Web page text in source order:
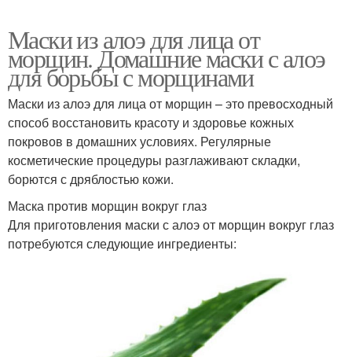
Маски из алоэ для лица от
морщин. Домашние маски с алоэ
для борьбы с морщинами
Маски из алоэ для лица от морщин – это превосходный
способ восстановить красоту и здоровье кожных
покровов в домашних условиях. Регулярные
косметические процедуры разглаживают складки,
борются с дряблостью кожи.
Маска против морщин вокруг глаз
Для приготовления маски с алоэ от морщин вокруг глаз
потребуются следующие ингредиенты: